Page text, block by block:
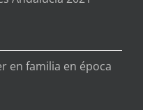
en familia en época